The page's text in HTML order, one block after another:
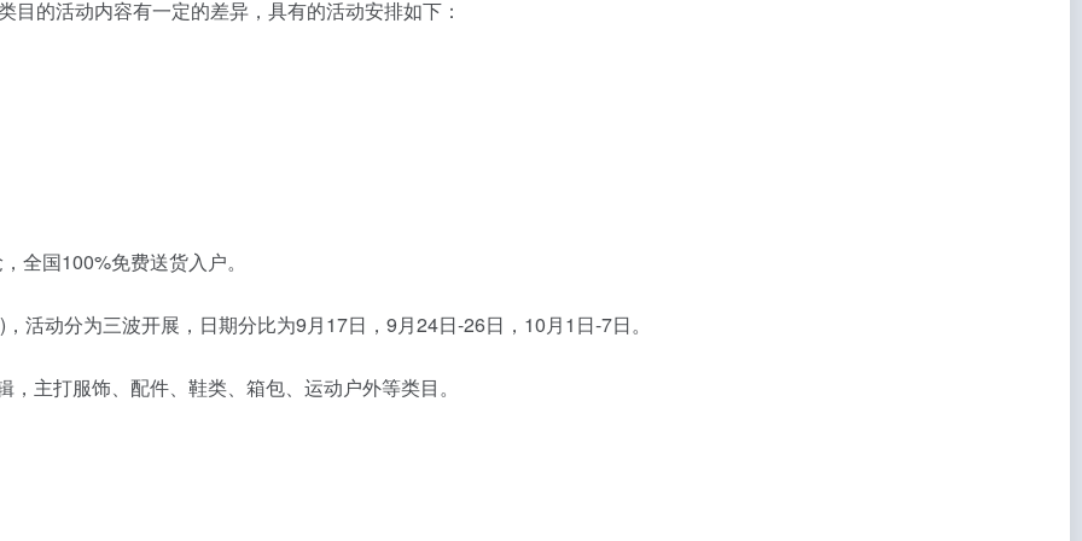
的活动内容有一定的差异，具有的活动安排如下：
全国100%免费送货入户。
活动分为三波开展，日期分比为9月17日，9月24日-26日，10月1日-7日。
主打服饰、配件、鞋类、箱包、运动户外等类目。